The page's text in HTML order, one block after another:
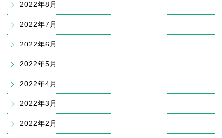
2022年8月
2022年7月
2022年6月
2022年5月
2022年4月
2022年3月
2022年2月